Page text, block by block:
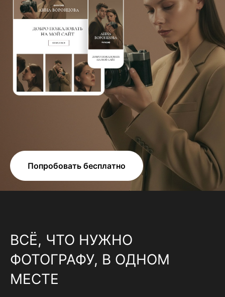
Попробовать бесплатно
ВСЁ, ЧТО НУЖНО
ФОТОГРАФУ, В ОДНОМ
МЕСТЕ